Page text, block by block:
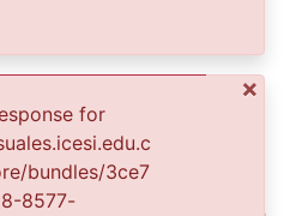
Garces Borrero
×
for
bundles/3ce7
8577-